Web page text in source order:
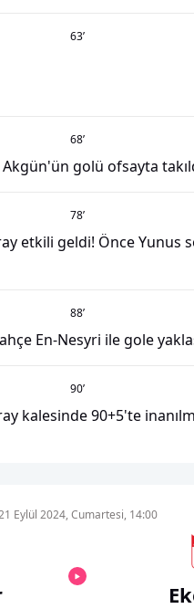
63’
68’
golü ofsayta
78’
etkili geldi! Önce Yunus
88’
En-Nesyri ile gole
90’
kalesinde 90+5'te
Eylül 2024, Cumartesi, 14:00